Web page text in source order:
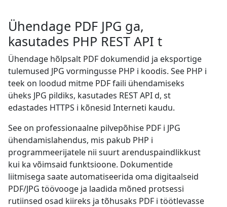
Ühendage PDF JPG ga,
kasutades PHP REST API t
Ühendage hõlpsalt PDF dokumendid ja eksportige
tulemused JPG vormingusse PHP i koodis. See PHP i
teek on loodud mitme PDF faili ühendamiseks
üheks JPG pildiks, kasutades REST API d, st
edastades HTTPS i kõnesid Interneti kaudu.
See on professionaalne pilvepõhise PDF i JPG
ühendamislahendus, mis pakub PHP i
programmeerijatele nii suurt arenduspaindlikkust
kui ka võimsaid funktsioone. Dokumentide
liitmisega saate automatiseerida oma digitaalseid
PDF/JPG töövooge ja laadida mõned protsessi
rutiinsed osad kiireks ja tõhusaks PDF i töötlevasse